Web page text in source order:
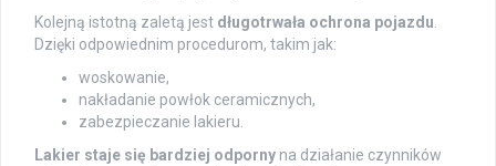
Kolejną istotną zaletą jest długotrwała ochrona pojazdu.
Dzięki odpowiednim procedurom, takim jak:
woskowanie,
nakładanie powłok ceramicznych,
zabezpieczanie lakieru.
Lakier staje się bardziej odporny na działanie czynników